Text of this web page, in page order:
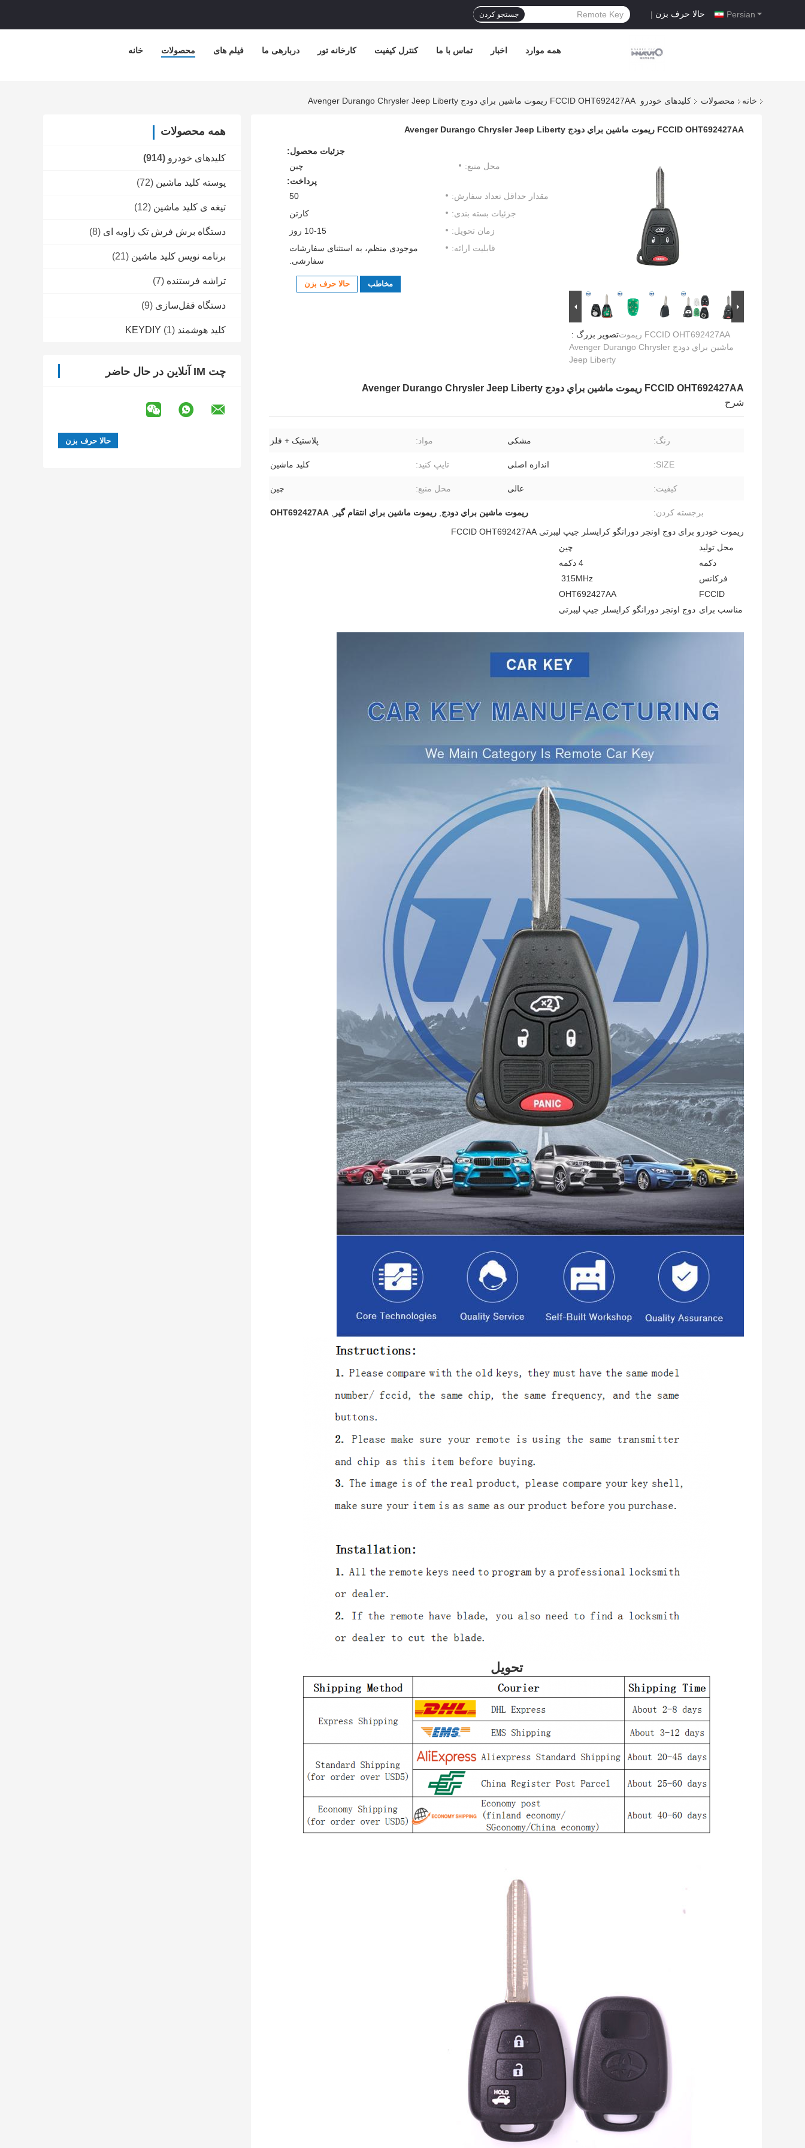
Persian حالا حرف بزن | جستجو کردن
خانه محصولات فیلم های دربارهی ما کارخانه تور کنترل کیفیت تماس با ما اخبار همه موارد
خانه محصولات کلیدهای خودرو FCCID OHT692427AA ريموت ماشين براي دودج Avenger Durango Chrysler Jeep Liberty
همه محصولات
کلیدهای خودرو (914)
پوسته کلید ماشین (72)
تیغه ی کلید ماشین (12)
دستگاه برش فرش تک زاویه ای (8)
برنامه نویس کلید ماشین (21)
تراشه فرستنده (7)
دستگاه قفل‌سازی (9)
کلید هوشمند KEYDIY (1)
چت IM آنلاین در حال حاضر
FCCID OHT692427AA ريموت ماشين براي دودج Avenger Durango Chrysler Jeep Liberty
تصویر بزرگ :FCCID OHT692427AA ريموت
ماشين براي دودج Avenger Durango Chrysler
Jeep Liberty
جزئیات محصول:
محل منبع:
چین
پرداخت:
مقدار حداقل تعداد سفارش:
50
جزئیات بسته بندی:
کارتن
زمان تحویل:
10-15 روز
قابلیت ارائه:
موجودی منظم، به استثنای سفارشات
سفارشی.
مخاطب حالا حرف بزن
FCCID OHT692427AA ريموت ماشين براي دودج Avenger Durango Chrysler Jeep Liberty
شرح
رنگ: مشکی مواد: پلاستیک + فلز
SIZE: اندازه اصلی تایپ کنید: کلید ماشین
کیفیت: عالی محل منبع: چین
برجسته کردن: ريموت ماشين براي دودج, ريموت ماشين براي انتقام گير ,
OHT692427AA
ریموت خودرو برای دوج اونجر دورانگو کرایسلر جیپ لیبرتی FCCID OHT692427AA
محل تولید
چین
دکمه
4 دکمه
فرکانس
FCCID
OHT692427AA
مناسب برای دوج اونجر دورانگو کرایسلر جیپ لیبرتی
تحویل